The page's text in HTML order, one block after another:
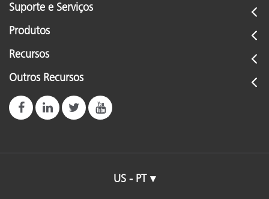
Suporte e Serviços
Produtos
Recursos
Outros Recursos
US - PT